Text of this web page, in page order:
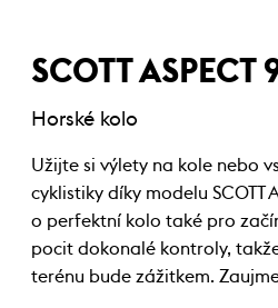
SCOTT ASPECT
Horské kolo
Užijte si výlety na kole nebo
cyklistiky díky modelu SCOTT
o perfektní kolo také pro
pocit dokonalé kontroly,
terénu bude zážitkem.